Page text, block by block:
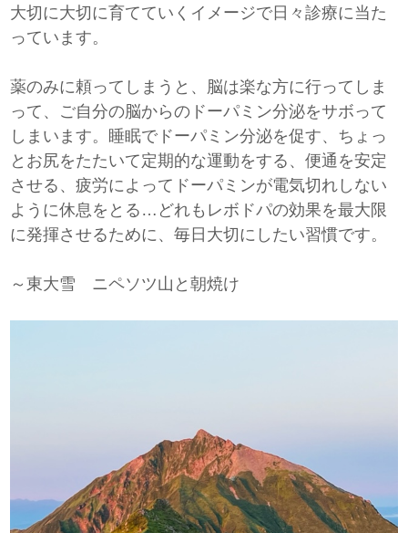
大切に大切に育てていくイメージで日々診療に当た
っています。
薬のみに頼ってしまうと、脳は楽な方に行ってしま
って、ご自分の脳からのドーパミン分泌をサボって
しまいます。睡眠でドーパミン分泌を促す、ちょっ
とお尻をたたいて定期的な運動をする、便通を安定
させる、疲労によってドーパミンが電気切れしない
ように休息をとる…どれもレボドパの効果を最大限
に発揮させるために、毎日大切にしたい習慣です。
～東大雪 ニペソツ山と朝焼け